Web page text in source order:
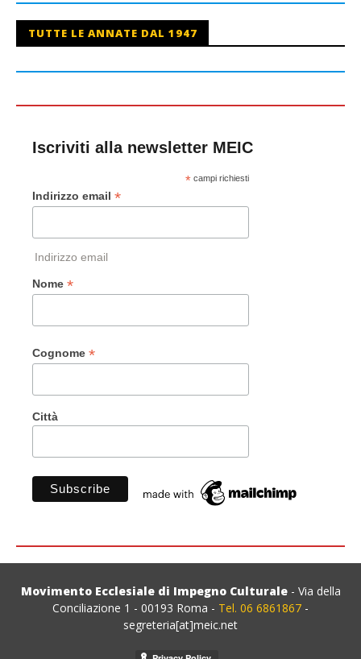
TUTTE LE ANNATE DAL 1947
Iscriviti alla newsletter MEIC
*campi richiesti
Indirizzo email *
Indirizzo email
Nome *
Cognome *
Città
Movimento Ecclesiale di Impegno Culturale- Via della
Conciliazione 1 - 00193 Roma - Tel. 06 6861867 -
segreteria[at]meic.net